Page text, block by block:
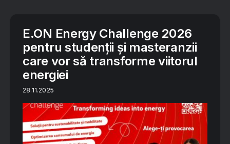
E.ON Energy Challenge 2026
pentru studenții și masteranzii
care vor să transforme viitorul
energiei
28.11.2025